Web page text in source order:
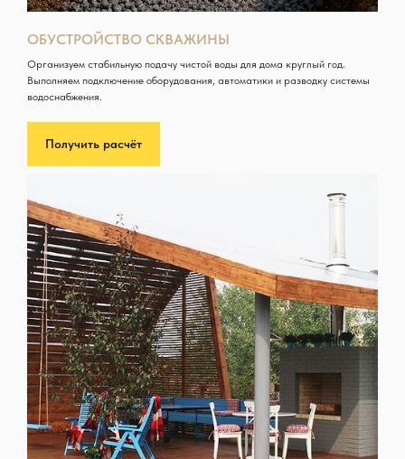
ОБУСТРОЙСТВО СКВАЖИНЫ
Организуем стабильную подачу чистой воды для дома круглый год.
Выполняем подключение оборудования, автоматики и разводку системы
водоснабжения.
Получить расчёт